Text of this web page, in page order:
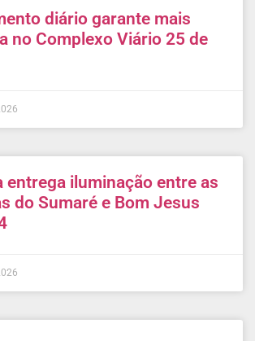
diário garante mais
no Complexo Viário 25 de
entrega iluminação entre as
do Sumaré e Bom Jesus